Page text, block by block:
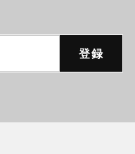
登録